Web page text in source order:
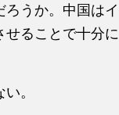
うか。中国は
ることで十分
。